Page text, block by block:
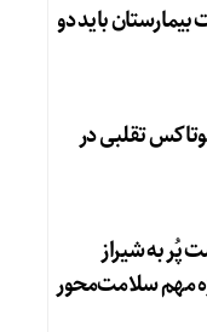
باید دو
تقلبی در
پُر به شیراز
مهم سلامت‌محور